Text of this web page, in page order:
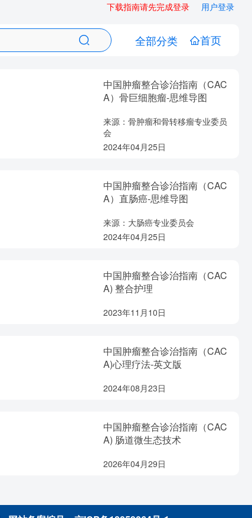
下载指南请先完成登录 用户登录
全部分类 首页
中国肿瘤整合诊治指南（CAC
A）骨巨细胞瘤-思维导图
来源：骨肿瘤和骨转移瘤专业委员
会
2024年04月25日
中国肿瘤整合诊治指南（CAC
A）直肠癌-思维导图
来源：大肠癌专业委员会
2024年04月25日
中国肿瘤整合诊治指南（CAC
A) 整合护理
2023年11月10日
中国肿瘤整合诊治指南（CAC
A)心理疗法-英文版
2024年08月23日
中国肿瘤整合诊治指南（CAC
A) 肠道微生态技术
2026年04月29日